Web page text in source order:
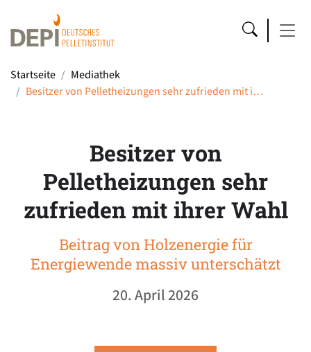
Startseite
Mediathek
Besitzer von Pelletheizungen sehr zufrieden mit i…
Besitzer von
Pelletheizungen sehr
zufrieden mit ihrer Wahl
Beitrag von Holzenergie für
Energiewende massiv unterschätzt
20. April 2026